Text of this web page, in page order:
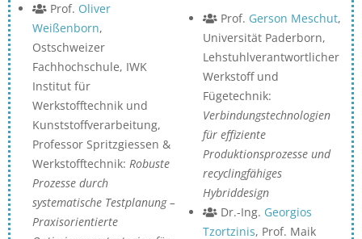
Prof. Oliver
Weißenborn,
Ostschweizer
Fachhochschule, IWK
Institut für
Werkstofftechnik und
Kunststoffverarbeitung,
Professor Spritzgiessen &
Werkstofftechnik: Robuste
Prozesse durch
systematische Testplanung –
Praxisorientierte
Prof. Gerson Meschut,
Universität Paderborn,
Lehstuhlverantwortlicher
Werkstoff und
Fügetechnik:
Verbindungstechnologien
für effiziente
Produktionsprozesse und
recyclingfähiges
Hybriddesign
Dr.-Ing. Georgios
Tzortzinis, Prof. Maik